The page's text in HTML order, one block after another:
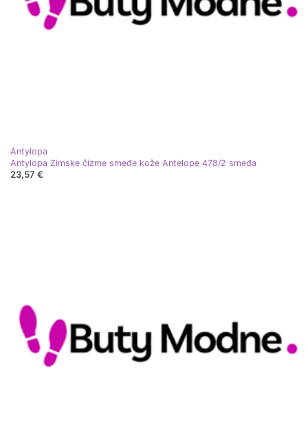
Antylopa
Antylopa Zimske čizme smeđe kože Antelope 478/2 smeđa
23,57 €